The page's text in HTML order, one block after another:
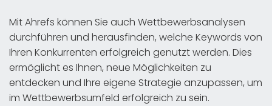
Mit Ahrefs können Sie auch Wettbewerbsanalysen
durchführen und herausfinden, welche Keywords von
Ihren Konkurrenten erfolgreich genutzt werden. Dies
ermöglicht es Ihnen, neue Möglichkeiten zu
entdecken und Ihre eigene Strategie anzupassen, um
im Wettbewerbsumfeld erfolgreich zu sein.